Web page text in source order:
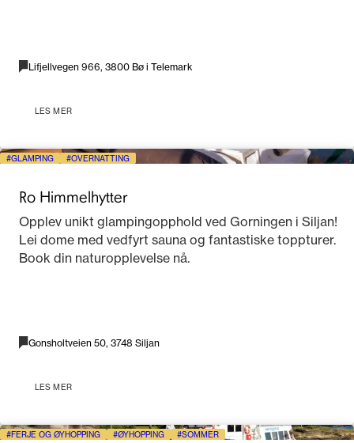
Lifjellvegen 966, 3800 Bø i Telemark
LES MER
GLAMPING OVERNATTING
Ro Himmelhytter
Opplev unikt glampingopphold ved Gorningen i Siljan!
Lei dome med vedfyrt sauna og fantastiske toppturer.
Book din naturopplevelse nå.
Gonsholtveien 50, 3748 Siljan
LES MER
FERJE OG ØYHOPPING ØYHOPPING SOMMER